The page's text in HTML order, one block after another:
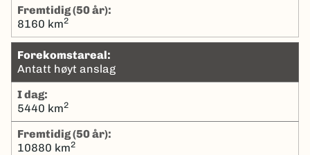
Fremtidig (50 år):
8160 km2
Forekomstareal:
Antatt høyt anslag
I dag:
5440 km2
Fremtidig (50 år):
10880 km2